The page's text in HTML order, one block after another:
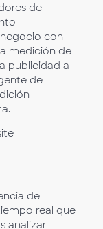
de
con
medición de
publicidad a
de
de
real que
analizar